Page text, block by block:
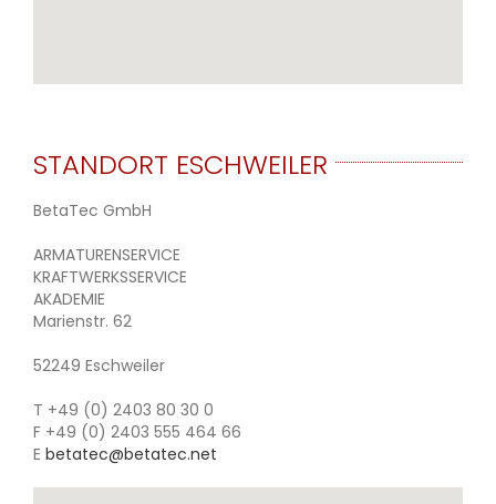
STANDORT ESCHWEILER
BetaTec GmbH
ARMATURENSERVICE
KRAFTWERKSSERVICE
AKADEMIE
Marienstr. 62
52249 Eschweiler
T +49 (0) 2403 80 30 0
F +49 (0) 2403 555 464 66
E betatec@betatec.net